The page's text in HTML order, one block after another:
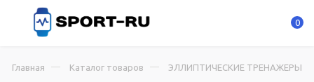
0
Главная Каталог товаров ЭЛЛИПТИЧЕСКИЕ ТРЕНАЖЕРЫ